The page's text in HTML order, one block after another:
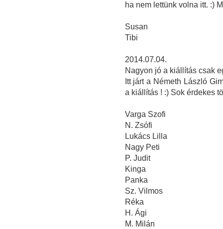
ha nem lettünk volna itt. :)
Susan
Tibi
2014.07.04.
Nagyon jó a kiállítás csak
Itt járt a Németh László
a kiállítás ! :) Sok érdekes
Varga Szofi
N. Zsófi
Lukács Lilla
Nagy Peti
P. Judit
Kinga
Panka
Sz. Vilmos
Réka
H. Ági
M. Milán